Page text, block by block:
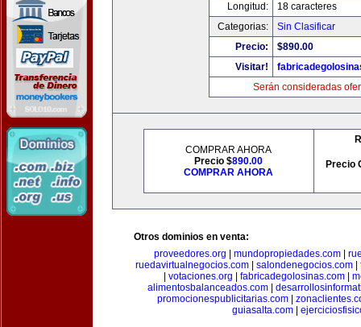
Longitud:
18 caracteres
Categorias:
Sin Clasificar
Precio:
$890.00
Visitar!
Serán consideradas
COMPRAR AHORA
Precio $890.00
COMPRAR AHORA
Precio
Otros dominios en venta:
proveedores.org
mundopropiedades.com|
ruedavirtualnegocios.com| salondenegocios.com|
votaciones.org fabricadegolosinas.com
alimentosbalanceados.com
promocionespublicitarias.com|
guiasalta.com|